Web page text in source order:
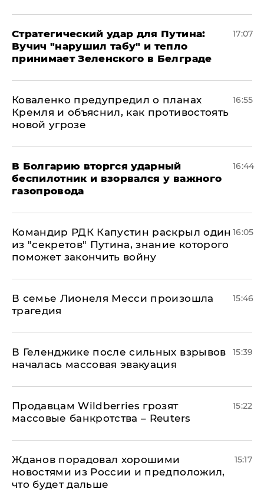
Стратегический удар для Путина:
Вучич "нарушил табу" и тепло
принимает Зеленского в Белграде
17:07
Коваленко предупредил о планах
Кремля и объяснил, как противостоять
новой угрозе
16:55
В Болгарию вторгся ударный
беспилотник и взорвался у важного
газопровода
16:44
Командир РДК Капустин раскрыл один
из "секретов" Путина, знание которого
поможет закончить войну
16:05
В семье Лионеля Месси произошла
трагедия
15:46
В Геленджике после сильных взрывов
началась массовая эвакуация
15:39
Продавцам Wildberries грозят
массовые банкротства – Reuters
15:22
Жданов порадовал хорошими
новостями из России и предположил,
что будет дальше
15:17